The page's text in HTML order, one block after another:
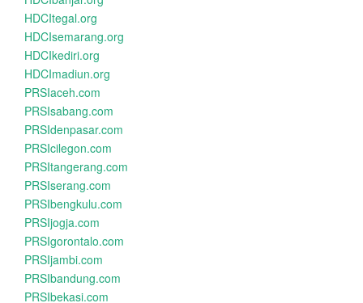
HDCItegal.org
HDCIsemarang.org
HDCIkediri.org
HDCImadiun.org
PRSIaceh.com
PRSIsabang.com
PRSIdenpasar.com
PRSIcilegon.com
PRSItangerang.com
PRSIserang.com
PRSIbengkulu.com
PRSIjogja.com
PRSIgorontalo.com
PRSIjambi.com
PRSIbandung.com
PRSIbekasi.com